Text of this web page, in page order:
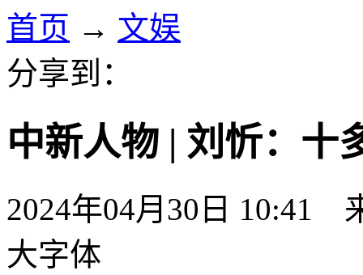
首页 → 文娱
分享到：
中新人物 | 刘忻：十
2024年04月30日 10:41
大字体